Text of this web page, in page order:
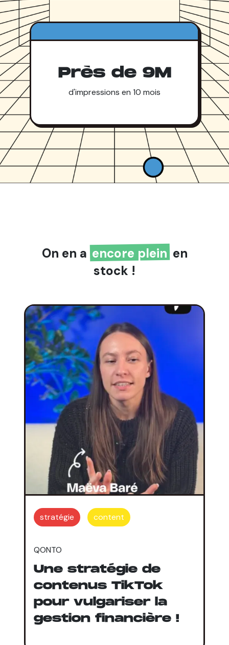
Près de 9M
d'impressions en 10 mois
On en aencore pleinen
stock !
stratégie content
QONTO
Une stratégie de
contenus TikTok
pour vulgariser la
gestion financière !